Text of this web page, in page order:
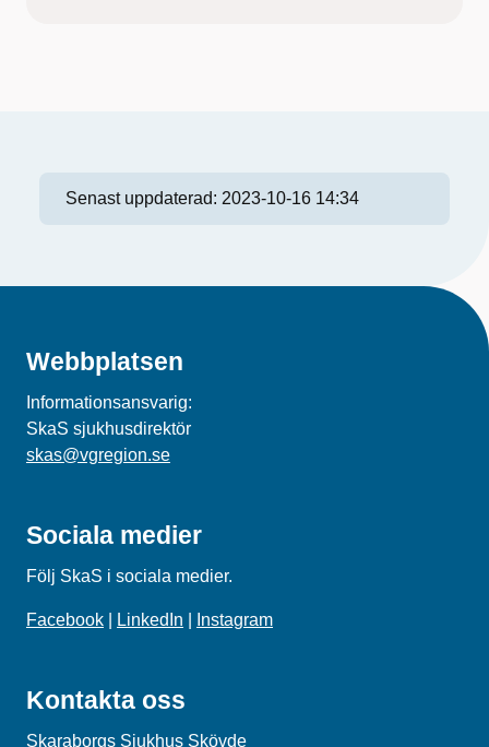
Senast uppdaterad: 2023-10-16 14:34
Webbplatsen
Informationsansvarig:
SkaS sjukhusdirektör
skas@vgregion.se
Sociala medier
Följ SkaS i sociala medier.
Facebook LinkedIn Instagram
Kontakta oss
Skaraborgs Sjukhus Skövde